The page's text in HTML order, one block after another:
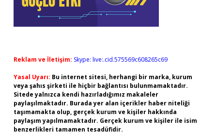
Reklam ve İletişim: Skype: live:.cid.575569c608265c69
Yasal Uyarı: Bu internet sitesi, herhangi bir marka, kurum
veya şahıs şirketi ile hiçbir bağlantısı bulunmamaktadır.
Sitede yalnızca kendi hazırladığımız makaleler
paylaşılmaktadır. Burada yer alan içerikler haber niteliği
taşımamakta olup, gerçek kurum ve kişiler hakkında
paylaşım yapılmamaktadır. Gerçek kurum ve kişiler ile isim
benzerlikleri tamamen tesadüfidir.